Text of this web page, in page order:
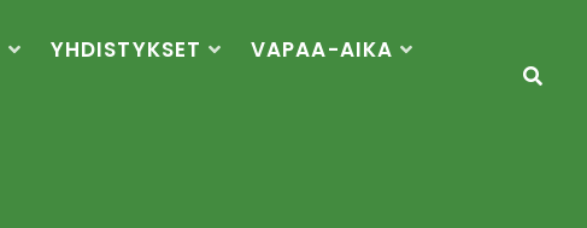
YHDISTYKSET
VAPAA-AIKA